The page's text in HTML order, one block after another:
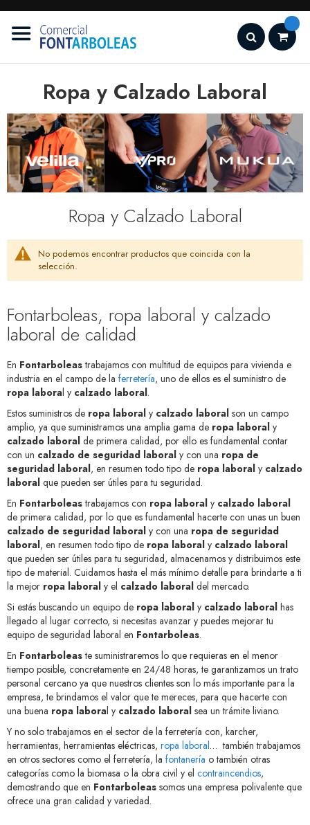
al
contenido
Search
Ropa y Calzado Laboral
Ropa y Calzado Laboral
No podemos encontrar productos que coincida con la
selección.
Fontarboleas, ropa laboral y calzado
laboral de calidad
En Fontarboleastrabajamos con multitud de equipos para vivienda e
industria en el campo de la ferretería, uno de ellos es el suministro de
ropa laboral y calzado laboral.
Estos suministros de ropa laboral y calzado laboral son un campo
amplio, ya que suministramos una amplia gama de ropa laboral y
calzado laboral de primera calidad, por ello es fundamental contar
con un calzado de seguridad laboral y con una ropa de
seguridad laboral, en resumen todo tipo de ropa laboral y calzado
laboral que pueden ser útiles para tu seguridad.
En Fontarboleastrabajamos con ropa laboral y calzado laboral
de primera calidad, por lo que es fundamental hacerte con unas un buen
calzado de seguridad laboral y con una ropa de seguridad
laboral, en resumen todo tipo de ropa laboral y calzado laboral
que pueden ser útiles para tu seguridad, almacenamos y distribuimos este
tipo de material. Cuidamos hasta el más mínimo detalle para brindarte a ti
la mejor ropa laboral y el calzado laboral del mercado.
Si estás buscando un equipo de ropa laboral y calzado laboral has
llegado al lugar correcto, si necesitas avanzar y puedes mejorar tu
equipo de seguridad laboral en Fontarboleas.
En Fontarboleaste suministraremos lo que requieras en el menor
tiempo posible, concretamente en 24/48 horas, te garantizamos un trato
personal cercano ya que nuestros clientes son lo más importante para la
empresa, te brindamos el valor que te mereces, para que hacerte con
una buena ropa laboral y calzado laboral sea un trámite liviano.
Y no solo trabajamos en el sector de la ferretería con, karcher,
herramientas, herramientas eléctricas, ropa laboral… también trabajamos
en otros sectores como el ferretería, la fontanería o también otras
categorías como la biomasa o la obra civil y el contraincendios,
demostrando que en Fontarboleas somos una empresa polivalente que
ofrece una gran calidad y variedad.